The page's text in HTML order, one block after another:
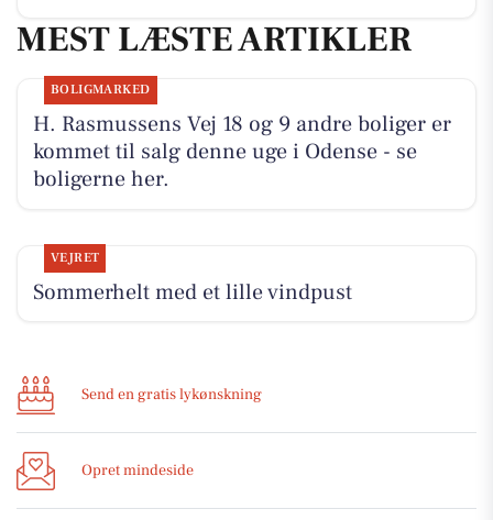
MEST LÆSTE ARTIKLER
BOLIGMARKED
H. Rasmussens Vej 18 og 9 andre boliger er
kommet til salg denne uge i Odense - se
boligerne her.
VEJRET
Sommerhelt med et lille vindpust
Send en gratis lykønskning
Opret mindeside